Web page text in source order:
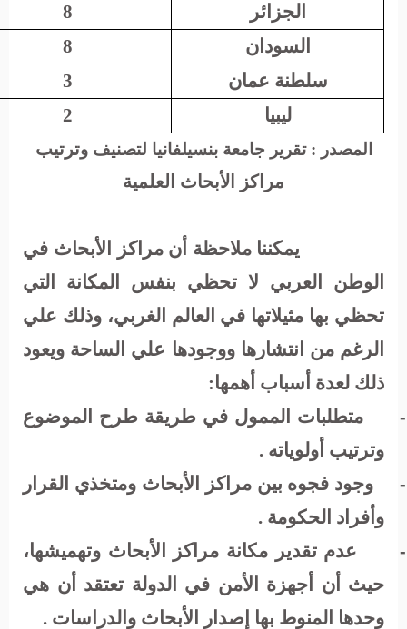
الجزائر
8
السودان
8
سلطنة عمان
3
ليبيا
2
المصدر : تقرير جامعة بنسيلفانيا لتصنيف وترتيب
مراكز الأبحاث العلمية
يمكننا ملاحظة أن مراكز الأبحاث في
الوطن العربي لا تحظي بنفس المكانة التي
تحظي بها مثيلاتها في العالم الغربي، وذلك علي
الرغم من انتشارها ووجودها علي الساحة ويعود
ذلك لعدة أسباب أهمها:
-
متطلبات الممول في طريقة طرح الموضوع
وترتيب أولوياته .
-
وجود فجوه بين مراكز الأبحاث ومتخذي القرار
وأفراد الحكومة .
-
عدم تقدير مكانة مراكز الأبحاث وتهميشها،
حيث أن أجهزة الأمن في الدولة تعتقد أن هي
وحدها المنوط بها إصدار الأبحاث والدراسات .